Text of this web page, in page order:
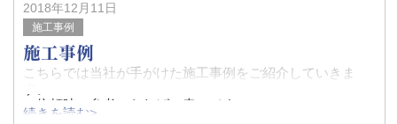
2018年12月11日
施工事例
施工事例
こちらでは当社が手がけた施工事例をご紹介していきま
ご依頼時の参考になれば、幸いです。
続きを読む>